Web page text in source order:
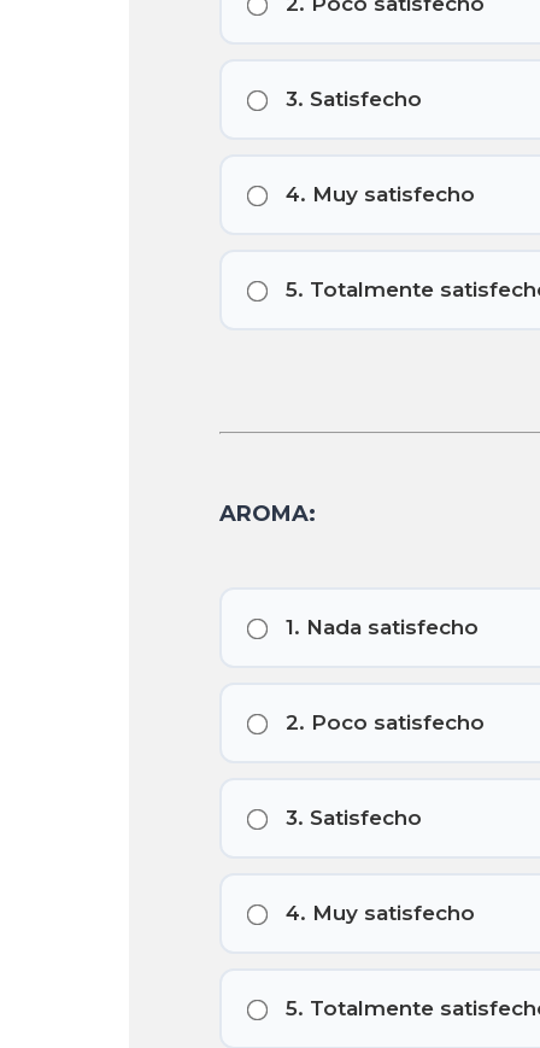
3. Satisfecho
4. Muy satisfecho
5. Totalmente
AROMA:
1. Nada satisfecho
2. Poco satisfecho
3. Satisfecho
4. Muy satisfecho
5. Totalmente